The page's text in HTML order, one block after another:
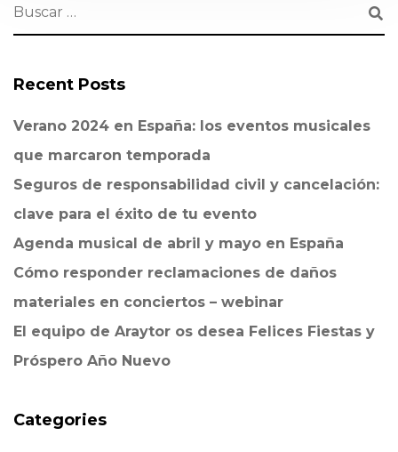
Recent Posts
Verano 2024 en España: los eventos musicales
que marcaron temporada
Seguros de responsabilidad civil y cancelación:
clave para el éxito de tu evento
Agenda musical de abril y mayo en España
Cómo responder reclamaciones de daños
materiales en conciertos – webinar
El equipo de Araytor os desea Felices Fiestas y
Próspero Año Nuevo
Categories